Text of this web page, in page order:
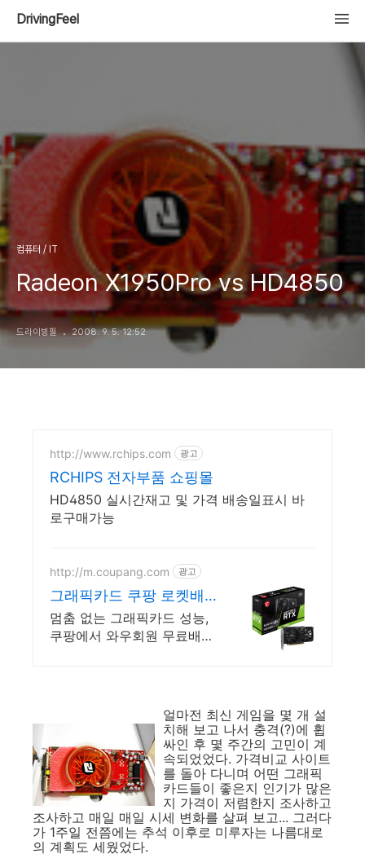
DrivingFeel
컴퓨터 / IT
Radeon X1950Pro vs HD4850
드라이빙필 2008. 9. 5. 12:52
http://www.rchips.com 광고
RCHIPS 전자부품 쇼핑몰
HD4850 실시간재고 및 가격 배송일표시 바
로구매가능
http://m.coupang.com 광고
그래픽카드 쿠팡 로켓배
송으로 빠르게 만나요
멈춤 없는 그래픽카드 성능,
쿠팡에서 와우회원 무료배송
얼마전 최신 게임을 몇 개 설
치해 보고 나서 충격(?)에 휩
싸인 후 몇 주간의 고민이 계
속되었었다. 가격비교 사이트
를 돌아 다니며 어떤 그래픽
카드들이 좋은지 인기가 많은
지 가격이 저렴한지 조사하고
조사하고 매일 매일 시세 변화를 살펴 보고... 그러다
가 1주일 전쯤에는 추석 이후로 미루자는 나름대로
의 계획도 세웠었다.